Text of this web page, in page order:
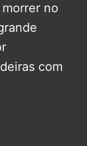
no
com